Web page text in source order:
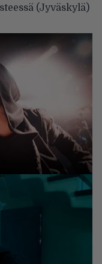
(Jyväskylä)